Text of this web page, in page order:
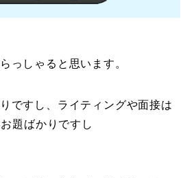
っしゃると思います。
ですし、ライティングや面接は
題ばかりですし